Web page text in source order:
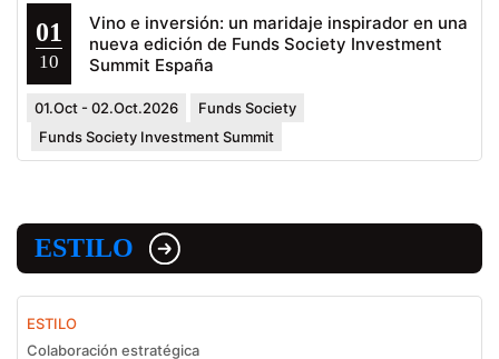
01
10
Vino e inversión: un maridaje inspirador en una
nueva edición de Funds Society Investment
Summit España
01.Oct - 02.Oct.2026
Funds Society
Funds Society Investment Summit
ESTILO
ESTILO
Colaboración estratégica